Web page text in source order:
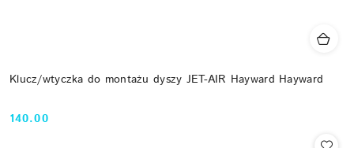
Klucz/wtyczka do montażu dyszy JET-AIR Hayward Hayward
Cena:
140.00